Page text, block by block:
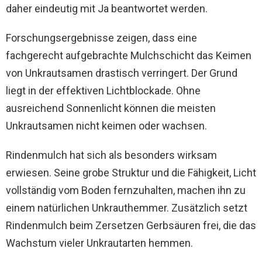
daher eindeutig mit Ja beantwortet werden.
Forschungsergebnisse zeigen, dass eine
fachgerecht aufgebrachte Mulchschicht das Keimen
von Unkrautsamen drastisch verringert. Der Grund
liegt in der effektiven Lichtblockade. Ohne
ausreichend Sonnenlicht können die meisten
Unkrautsamen nicht keimen oder wachsen.
Rindenmulch hat sich als besonders wirksam
erwiesen. Seine grobe Struktur und die Fähigkeit, Licht
vollständig vom Boden fernzuhalten, machen ihn zu
einem natürlichen Unkrauthemmer. Zusätzlich setzt
Rindenmulch beim Zersetzen Gerbsäuren frei, die das
Wachstum vieler Unkrautarten hemmen.